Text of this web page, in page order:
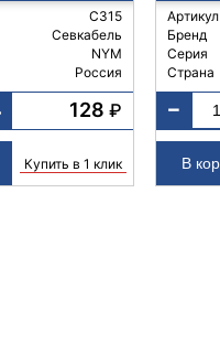
С315
Севкабель
NYM
Россия
128 ₽
Купить в 1 клик
Артикул
Бренд
Серия
Страна
-